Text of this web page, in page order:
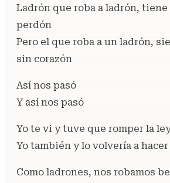
Ladrón que roba a ladrón, tiene
perdón
Pero el que roba a un ladrón,
sin corazón
Así nos pasó
Y así nos pasó
Yo te vi y tuve que romper la
Yo también y lo volvería a hacer
Como ladrones, nos robamos